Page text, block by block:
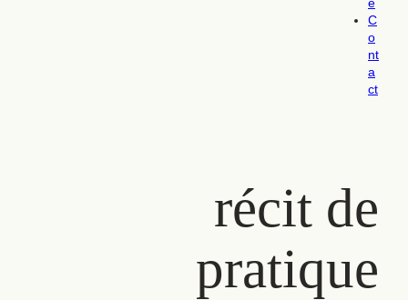
e
C
o
nt
a
ct
récit de
pratique